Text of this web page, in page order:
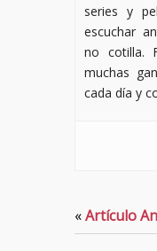
series y
escuchar
no cotilla.
muchas
cada día y
«Artículo